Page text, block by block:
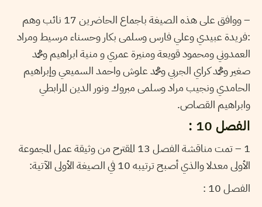
– ووافق على هذه الصيغة باجماع الحاضرين 17 نائب وهم
:فريدة عبيدي وعلي فارس وسلمى بكار وحسناء مرسيط ومراد
العمدوني ومحمود قويعة ومنيرة عمري و منية ابراهيم ومحمد
صغير ومحمد كراي الجربي ومحمد علوش واحمد السميعي وإبراهيم
الحامدي ونجيب مراد وسلمى مبروك ونور الدين المرابطي
وابراهيم القصاص.
الفصل 10 :
1 – تمت مناقشة الفصل 13 المقترح من وثيقة عمل المجموعة
الأولى معدلا والذي أصبح ترتيبه 10 في الصيغة الأولى الآتية:
الفصل 10 :